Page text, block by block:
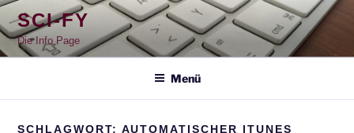
Zum
Inhalt
springen
SCI-FY
Die Info Page
Menü
SCHLAGWORT: AUTOMATISCHER ITUNES